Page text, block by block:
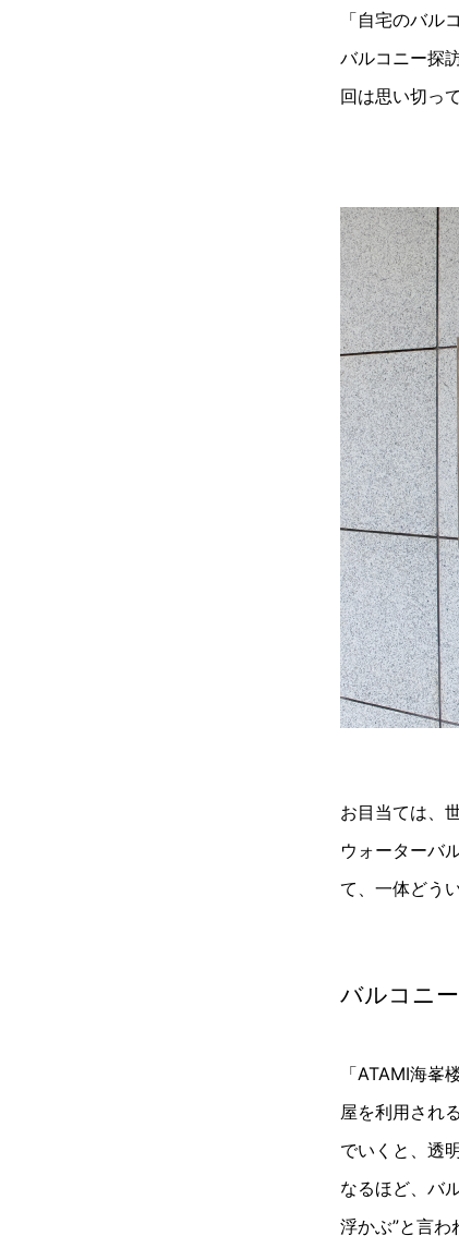
「自宅のバ
バルコニー探
回は思い切っ
お目当ては、
ウォーターバ
て、一体どう
バルコニ
「ATAMI海
屋を利用され
でいくと、透
なるほど、バ
浮かぶ”と言